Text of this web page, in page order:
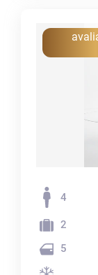
4
2
5